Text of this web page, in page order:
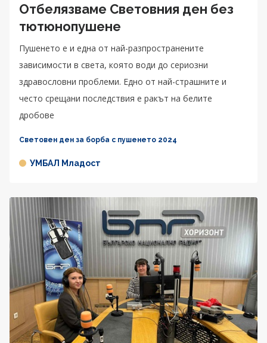
Oтбелязваме Световния ден без
тютюнопушене
Пушенето е и една от най-разпространените
зависимости в света, която води до сериозни
здравословни проблеми. Едно от най-страшните и
често срещани последствия е ракът на белите
дробове
Световен ден за борба с пушенето 2024
УМБАЛ Младост